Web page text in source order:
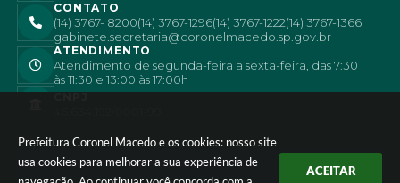
Prefeitura Coronel Macedo e os cookies: nosso site
usa cookies para melhorar a sua experiência de
ACEITAR
CONTATO
(14) 3767- 8200(14) 3767-1296(14) 3767-1222(14) 3767-1366
gabinete.secretaria@coronelmacedo.sp.gov.br
ATENDIMENTO
Atendimento de segunda-feira a sexta-feira, das 7:30
às 11:30 e 13:00 às 17:00h